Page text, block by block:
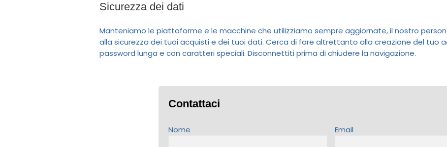
Sicurezza dei dati
Manteniamo le piattaforme e le macchine che utilizziamo sempre aggiornate, il nostro
alla sicurezza dei tuoi acquisti e dei tuoi dati. Cerca di fare altrettanto alla creazione del tuo
password lunga e con caratteri speciali. Disconnettiti prima di chiudere la navigazione.
Contattaci
Nome Email